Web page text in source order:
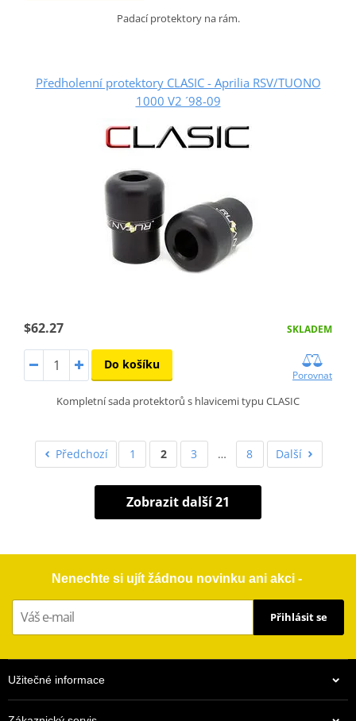
Padací protektory na rám.
Předholenní protektory CLASIC - Aprilia RSV/TUONO
1000 V2 ´98-09
$62.27 SKLADEM
Do košíku
Porovnat
Kompletní sada protektorů s hlavicemi typu CLASIC
Předchozí 1 2 3 … 8 Další
Zobrazit další 21
Nenechte si ujít žádnou novinku ani akci -
Přihlásit se
Užitečné informace